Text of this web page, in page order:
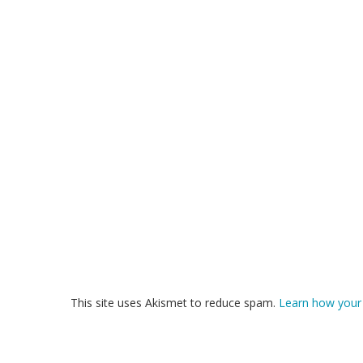
This site uses Akismet to reduce spam. Learn how